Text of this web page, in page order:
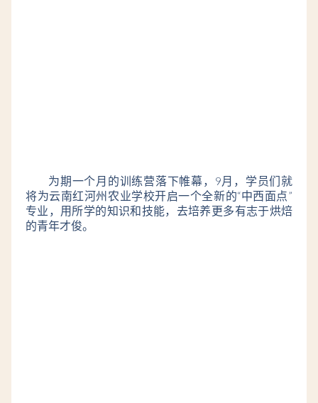
为期一个月的训练营落下帷幕，9月，学员们就
将为云南红河州农业学校开启一个全新的“中西面点”
专业，用所学的知识和技能，去培养更多有志于烘焙
的青年才俊。